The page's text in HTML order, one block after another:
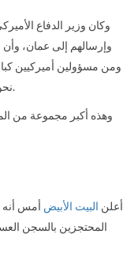
وكان وزير الدفاع
وإرسالهم إلى عمان، وأن
ومن مسؤولين أميركيين
نحو 10% من مجمل ما تبقى من سجناء غوانتانامو.
وهذه أكبر مجموعة من
أعلن البيت الأبيض أمس أنه